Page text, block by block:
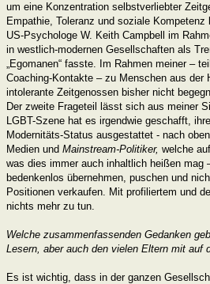
um eine Konzentration selbstverliebter
Empathie, Toleranz und soziale
US-Psychologe W. Keith Campbell im
in westlich-modernen Gesellschaften als
„Egomanen“ fasste. Im Rahmen meiner –
Coaching-Kontakte – zu Menschen aus der
intolerante Zeitgenossen bisher nicht
Der zweite Frageteil lässt sich aus meiner
LGBT-Szene hat es irgendwie geschafft,
Modernitäts-Status ausgestattet - nach
Medien und Mainstream-Politiker, welche
was dies immer auch inhaltlich heißen mag
bedenkenlos übernehmen, puschen und
Positionen verkaufen. Mit profiliertem und
nichts mehr zu tun.
Welche zusammenfassenden Gedanken
Lesern, aber auch den vielen Eltern mit auf
Es ist wichtig, dass in der ganzen